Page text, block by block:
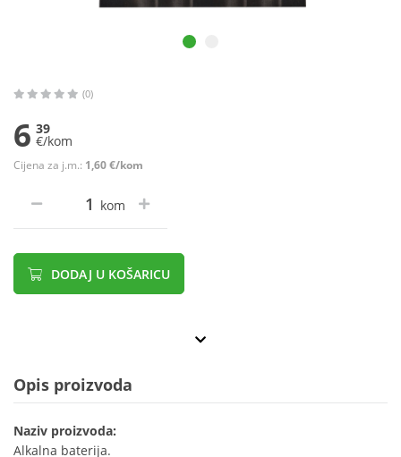
(0)
6 39
€/kom
Cijena za j.m.: 1,60 €/kom
kom
DODAJ U KOŠARICU
Opis proizvoda
Naziv proizvoda:
Alkalna baterija.